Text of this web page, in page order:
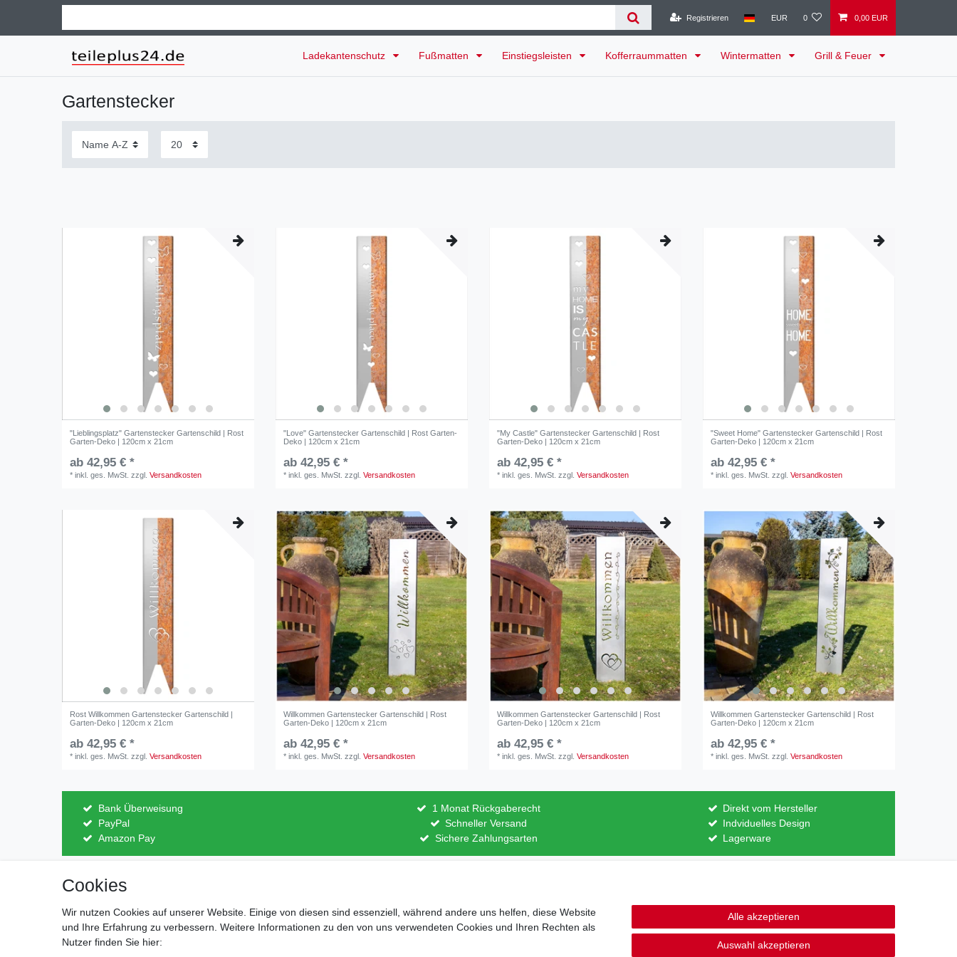
Registrieren EUR 0 0,00 EUR
Ladekantenschutz Fußmatten Einstiegsleisten Kofferraummatten Wintermatten Grill & Feuer
Gartenstecker
"Lieblingsplatz" Gartenstecker Gartenschild | Rost
Garten-Deko | 120cm x 21cm
ab 42,95 € *
*inkl. ges. MwSt. zzgl.Versandkosten
"Love" Gartenstecker Gartenschild | Rost Garten-
Deko | 120cm x 21cm
ab 42,95 € *
*inkl. ges. MwSt. zzgl.Versandkosten
"My Castle" Gartenstecker Gartenschild | Rost
Garten-Deko | 120cm x 21cm
ab 42,95 € *
*inkl. ges. MwSt. zzgl.Versandkosten
"Sweet Home" Gartenstecker Gartenschild | Rost
Garten-Deko | 120cm x 21cm
ab 42,95 € *
*inkl. ges. MwSt. zzgl.Versandkosten
Rost Willkommen Gartenstecker Gartenschild |
Garten-Deko | 120cm x 21cm
ab 42,95 € *
*inkl. ges. MwSt. zzgl.Versandkosten
Willkommen Gartenstecker Gartenschild | Rost
Garten-Deko | 120cm x 21cm
ab 42,95 € *
*inkl. ges. MwSt. zzgl.Versandkosten
Willkommen Gartenstecker Gartenschild | Rost
Garten-Deko | 120cm x 21cm
ab 42,95 € *
*inkl. ges. MwSt. zzgl.Versandkosten
Willkommen Gartenstecker Gartenschild | Rost
Garten-Deko | 120cm x 21cm
ab 42,95 € *
*inkl. ges. MwSt. zzgl.Versandkosten
Bank Überweisung
PayPal
Amazon Pay
1 Monat Rückgaberecht
Schneller Versand
Sichere Zahlungsarten
Direkt vom Hersteller
Indviduelles Design
Lagerware
Zahlung und Versand
Cookies
Wir nutzen Cookies auf unserer Website. Einige von diesen sind essenziell, während andere uns helfen, diese Website
und Ihre Erfahrung zu verbessern. Weitere Informationen zu den von uns verwendeten Cookies und Ihren Rechten als
Nutzer finden Sie hier:
Alle akzeptieren
Auswahl akzeptieren